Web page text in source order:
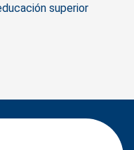
superior